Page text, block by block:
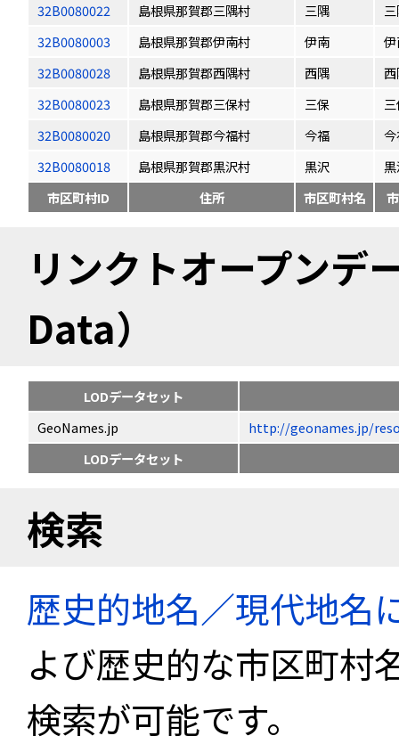
32B0080022
島根県那賀郡三隅村 三隅
32B0080003
島根県那賀郡伊南村 伊南
32B0080028
島根県那賀郡西隅村 西隅
32B0080023
島根県那賀郡三保村 三保
32B0080020
島根県那賀郡今福村 今福
32B0080018
島根県那賀郡黒沢村 黒沢
市区町村ID
住所 市区町村名
リンクトオープン
Data）
LODデータセット
GeoNames.jp
http://geonames.jp/
LODデータセット
検索
歴史的地名／現代地名
よび歴史的な市区町村
検索が可能です。